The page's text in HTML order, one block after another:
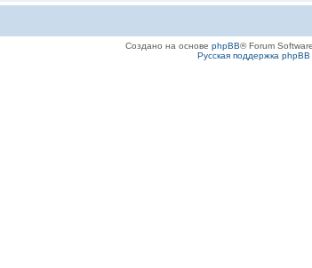
Создано на основе phpBB® Forum
Русская поддержка phpBB